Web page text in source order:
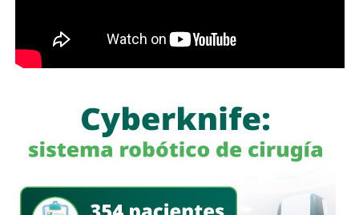
La Dirección de Gestión Ecológica y Manejo de
desplegó cuadrillas para retirar ramas, residuos y
materiales acumulados en coladeras y alcantarillas,
además de continuar con la limpieza de las zonas donde